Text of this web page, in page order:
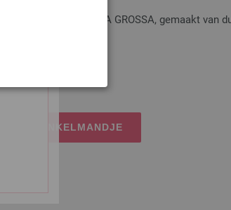
hout Multicolor LANA GROSSA, gemaakt van
MIJN WINKELMANDJE